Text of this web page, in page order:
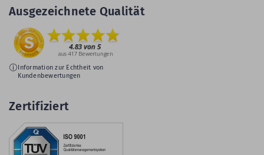
Ausgezeichnete Qualität
Information zur Echtheit von
Kundenbewertungen
Zertifiziert